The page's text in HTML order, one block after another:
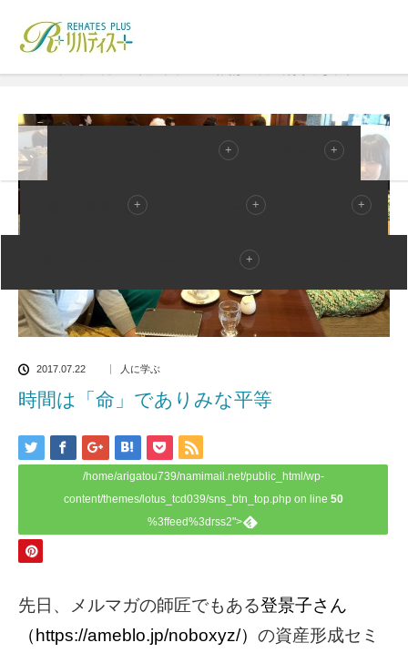
リハティスプラスについて 予約する
取材・講演依頼 ブログ一覧 アクセス
サロンメニュー
2017.07.22 人に学ぶ
時間は「命」でありみな平等
/home/arigatou739/namimail.net/public_html/wp-
content/themes/lotus_tcd039/sns_btn_top.php on line 50
%3ffeed%3drss2">
先日、メルマガの師匠でもある登景子さん
（https://ameblo.jp/noboxyz/） の資産形成セミ